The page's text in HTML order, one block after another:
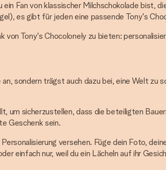
Fan von klassischer Milchschokolade bist,
es gibt für jeden eine passende Tony's
Tony's Chocolonely zu bieten:
sondern trägst auch dazu bei, eine Welt zu
sicherzustellen, dass die beteiligten
Geschenk sein.
versehen. Füge dein Foto,
einfach nur, weil du ein Lächeln auf ihr